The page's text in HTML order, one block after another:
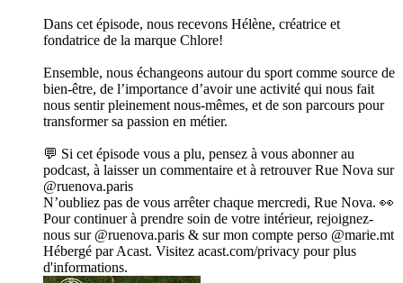
Dans cet épisode, nous recevons Hélène, créatrice et
fondatrice de la marque Chlore!
Ensemble, nous échangeons autour du sport comme source de
bien-être, de l’importance d’avoir une activité qui nous fait
nous sentir pleinement nous-mêmes, et de son parcours pour
transformer sa passion en métier.
💬 Si cet épisode vous a plu, pensez à vous abonner au
podcast, à laisser un commentaire et à retrouver Rue Nova sur
@ruenova.paris
N’oubliez pas de vous arrêter chaque mercredi, Rue Nova. 👀
Pour continuer à prendre soin de votre intérieur, rejoignez-
nous sur @ruenova.paris & sur mon compte perso @marie.mt
Hébergé par Acast. Visitez acast.com/privacy pour plus
d'informations.